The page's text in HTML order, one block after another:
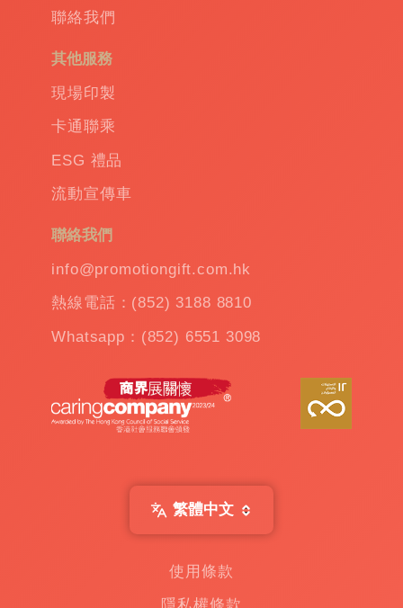
除了傳統的保溫杯和雨傘，更有許多新穎的創
意產品供您挑選。例如，反應式折傘結合了實
受，只需輕按一鍵即可開啟閉合。防水套傘保
護您的物品免受水的侵襲，而縮骨傘和小折疊
傘則是場景變換的最佳搭檔。
最有效的品牌傳播工具
我們的創新贈品不僅在功能和實用性上勝出，
這些禮品可以成為您營銷活動中的焦點，吸引
實現他們的想法，同時也在為我們的品牌贏得
更多的信任和喜愛。所以，如果您想將您的企
業理念傳遞給更多的人，不妨考慮一下定制禮
聯絡我們
其他服務
現場印製
卡通聯乘
ESG 禮品
流動宣傳車
聯絡我們
info@promotiongift.com.hk
熱線電話：(852) 3188 8810
Whatsapp：(852) 6551 3098
繁體中文
使用條款